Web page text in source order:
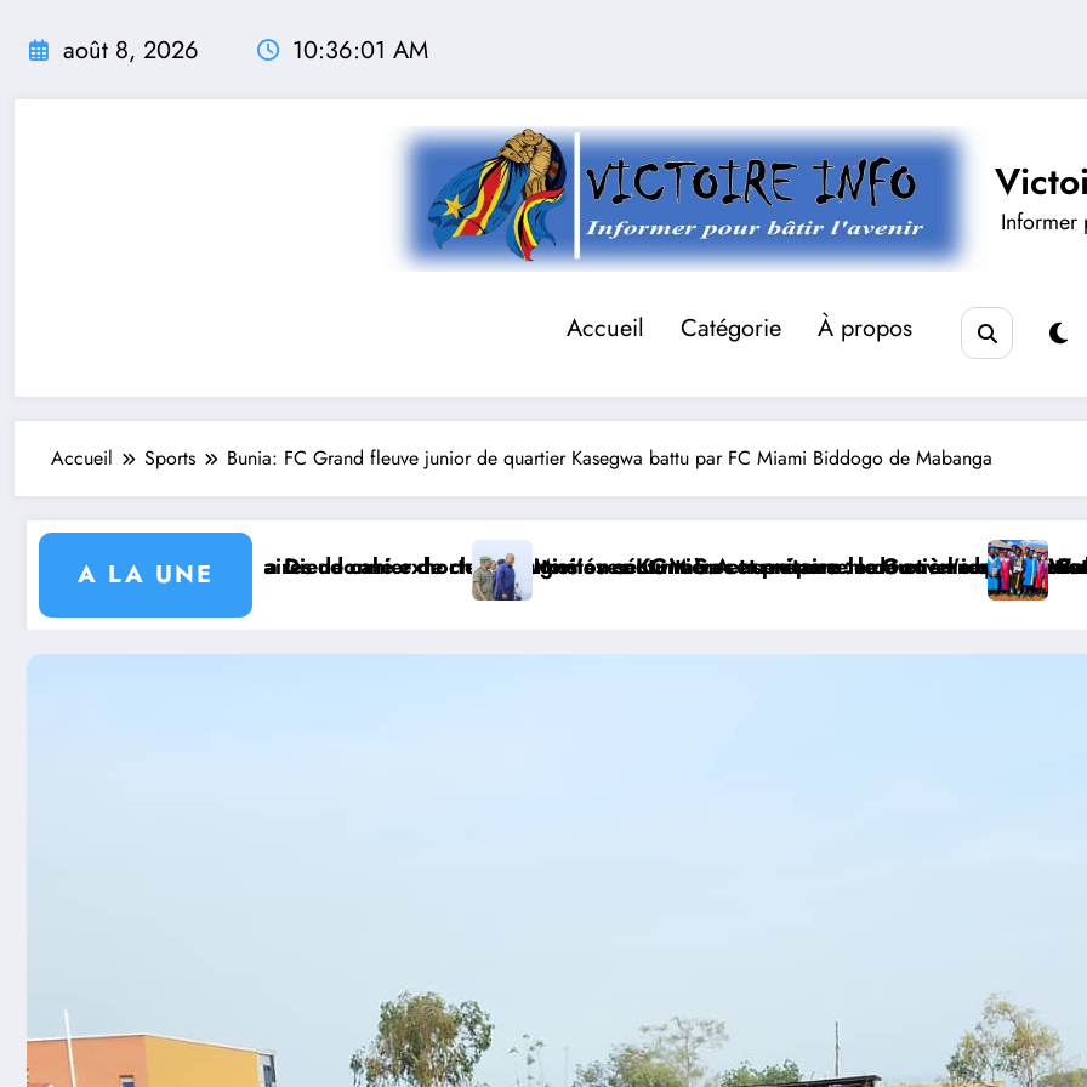
août 8, 2026 10:36:03 AM
Informer
Accueil Catégorie À propos
Accueil Sports Bunia: FC Grand fleuve junior de quartier Kasegwa battu par FC Miami Biddogo de Mabanga
A LA UNE
avec KGM S.A et prépare le deuxième quinquennat
coutumières au recensement et à l’identification de la population en vue de renforcer la
Mission sécuritaire et sanitaire : le Gouverneur Jean Bakomito à Bunia ce vendredi
Watsa : l’Université CEPROMAD clôture l’année